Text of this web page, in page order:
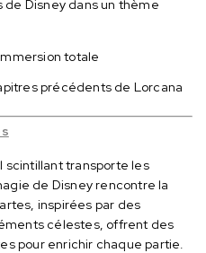
Disney dans un thème
totale
précédents de Lorcana
scintillant transporte les
de Disney rencontre la
inspirées par des
célestes, offrent des
pour enrichir chaque partie.